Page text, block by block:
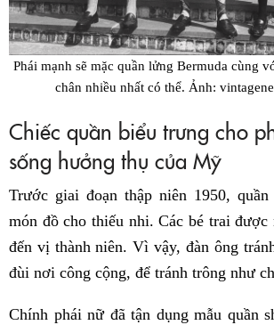
Phái mạnh sẽ mặc quần lửng Bermuda cùng
chân nhiều nhất có thể. Ảnh:
Chiếc quần biểu trưng cho
sống hưởng thụ của Mỹ
Trước giai đoạn thập niên 1950,
món đồ cho thiếu nhi. Các bé trai được
đến vị thành niên. Vì vậy, đàn ông
đùi nơi công cộng, để tránh trông như
Chính phái nữ đã tận dụng mẫu quần